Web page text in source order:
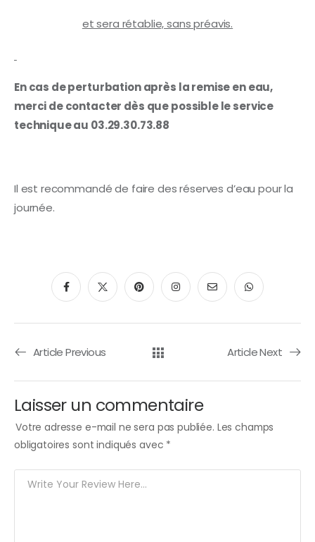
et sera rétablie, sans préavis.
En cas de perturbation après la remise en eau,
merci de contacter dès que possible le service
technique au 03.29.30.73.88
Il est recommandé de faire des réserves d’eau pour la
journée.
Article Previous Article Next
Laisser un commentaire
Votre adresse e-mail ne sera pas publiée. Les champs
obligatoires sont indiqués avec *